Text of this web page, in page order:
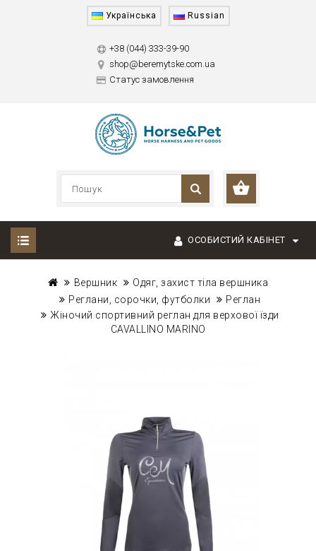
Українська Russian
+38 (044) 333-39-90
shop@beremytske.com.ua
Статус замовлення
ОСОБИСТИЙ КАБІНЕТ
Вершник
Одяг, захист тіла вершника
Реглани, сорочки, футболки
Реглан
Жіночий спортивний реглан для верхової їзди
CAVALLINO MARINO